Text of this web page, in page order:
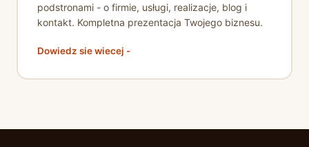
podstronami - o firmie, usługi, realizacje, blog i
kontakt. Kompletna prezentacja Twojego biznesu.
Dowiedz sie wiecej -